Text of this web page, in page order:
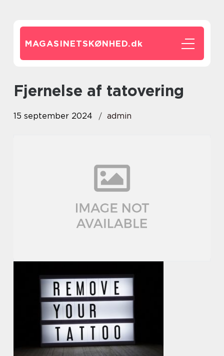
MAGASINETSKØNHED.dk
Fjernelse af tatovering
15 september 2024 admin